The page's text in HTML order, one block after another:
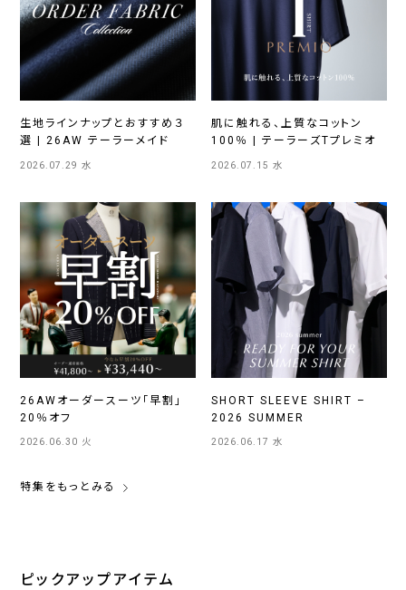
生地ラインナップとおすすめ３
選 | 26AW テーラーメイド
2026.07.29 水
肌に触れる、上質なコットン
100％ | テーラーズTプレミオ
2026.07.15 水
26AWオーダースーツ「早割」
20％オフ
2026.06.30 火
SHORT SLEEVE SHIRT –
2026 SUMMER
2026.06.17 水
特集をもっとみる
ピックアップアイテム